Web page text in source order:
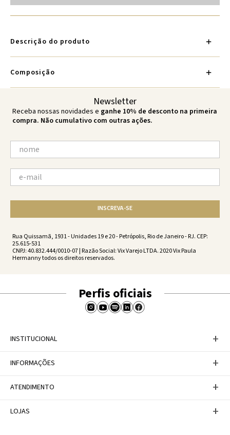
Descrição do produto
Composição
Newsletter
Receba nossas novidades e ganhe 10% de desconto na primeira
compra. Não cumulativo com outras ações.
INSCREVA-SE
Rua Quissamã, 1931 - Unidades 19 e 20 - Petrópolis, Rio de Janeiro - RJ. CEP:
25.615-531
CNPJ: 40.832.444/0010-07 | Razão Social: Vix Varejo LTDA. 2020 Vix Paula
Hermanny todos os direitos reservados.
Perfis oficiais
INSTITUCIONAL +
A Marca
Trabalhe conosco
INFORMAÇÕES +
Política de Privacidade
Tabela de Medidas
ATENDIMENTO +
Personal Shopper
LOJAS +